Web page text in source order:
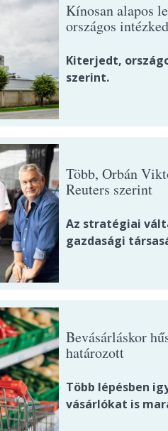
Kínosan alapos
országos
Kiterjedt,
szerint.
Több, Orbán
Reuters szerint
Az stratégiai
gazdasági
Bevásárláskor
határozott
Több lépésben
vásárlókat is